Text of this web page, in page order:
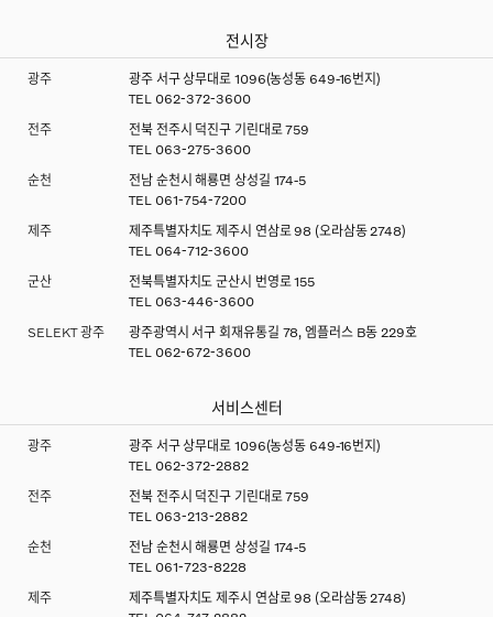
전시장
광주
광주 서구 상무대로 1096(농성동 649-16번지)
TEL 062-372-3600
전주
전북 전주시 덕진구 기린대로 759
TEL 063-275-3600
순천
전남 순천시 해룡면 상성길 174-5
TEL 061-754-7200
제주
제주특별자치도 제주시 연삼로 98 (오라삼동 2748)
TEL 064-712-3600
군산
전북특별자치도 군산시 번영로 155
TEL 063-446-3600
SELEKT 광주
광주광역시 서구 회재유통길 78, 엠플러스 B동 229호
TEL 062-672-3600
서비스센터
광주
광주 서구 상무대로 1096(농성동 649-16번지)
TEL 062-372-2882
전주
전북 전주시 덕진구 기린대로 759
TEL 063-213-2882
순천
전남 순천시 해룡면 상성길 174-5
TEL 061-723-8228
제주
제주특별자치도 제주시 연삼로 98 (오라삼동 2748)